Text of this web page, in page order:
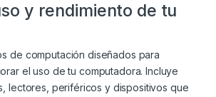
y rendimiento de tu
de computación diseñados para
el uso de tu computadora. Incluye
lectores, periféricos y dispositivos que